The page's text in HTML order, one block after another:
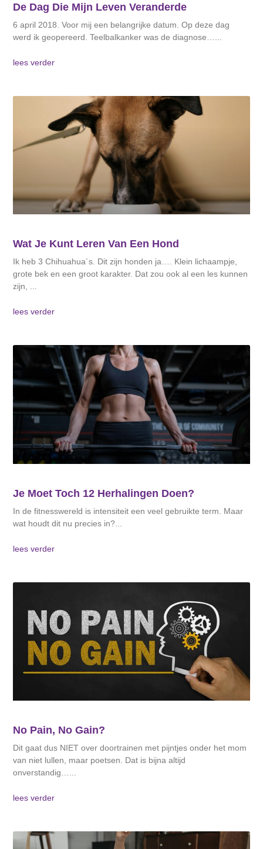
De Dag Die Mijn Leven Veranderde
6 april 2018. Voor mij een belangrijke datum. Op deze dag
werd ik geopereerd. Teelbalkanker was de diagnose…
lees verder
Wat Je Kunt Leren Van Een Hond
Ik heb 3 Chihuahua´s. Dit zijn honden ja…. Klein lichaampje,
grote bek en een groot karakter. Dat zou ook al een les kunnen
zijn,
lees verder
Je Moet Toch 12 Herhalingen Doen?
In de fitnesswereld is intensiteit een veel gebruikte term. Maar
wat houdt dit nu precies in?
lees verder
No Pain, No Gain?
Dit gaat dus NIET over doortrainen met pijntjes onder het mom
van niet lullen, maar poetsen. Dat is bijna altijd
onverstandig…
lees verder